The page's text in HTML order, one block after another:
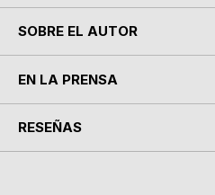
SOBRE EL AUTOR
EN LA PRENSA
RESEÑAS